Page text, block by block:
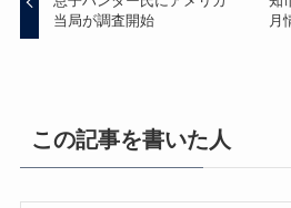
当局が調査開始
月
この記事を書いた人